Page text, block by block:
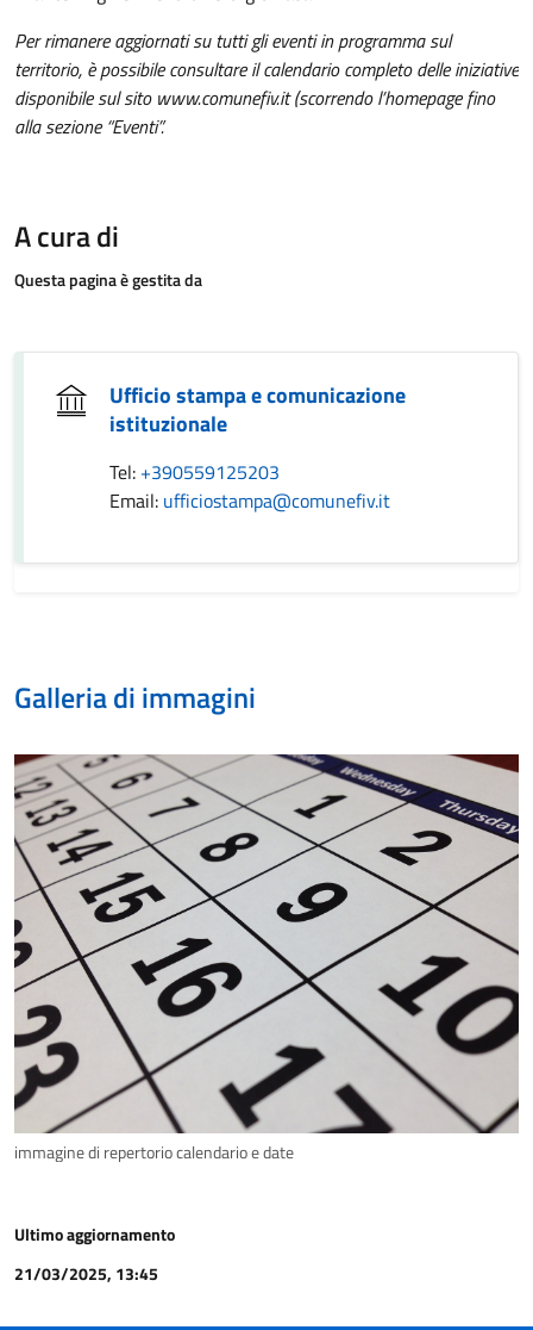
Per rimanere aggiornati su tutti gli eventi in programma sul
territorio, è possibile consultare il calendario completo delle iniziative
disponibile sul sito www.comunefiv.it (scorrendo l’homepage fino
alla sezione “Eventi”.
A cura di
Questa pagina è gestita da
Ufficio stampa e comunicazione
istituzionale
Tel: +390559125203
Email: ufficiostampa@comunefiv.it
Galleria di immagini
immagine di repertorio calendario e date
Ultimo aggiornamento
21/03/2025, 13:45